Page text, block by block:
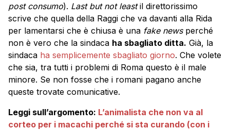
post consumo). Last but not leastil direttorissimo
scrive che quella della Raggi che va davanti alla Rida
per lamentarsi che è chiusa è una fake newsperché
non è vero che la sindaca ha sbagliato ditta. Già, la
sindaca ha semplicemente sbagliato giorno. Che volete
che sia, tra tutti i problemi di Roma questo è il male
minore. Se non fosse che i romani pagano anche
queste trovate comunicative.
Leggi sull’argomento: L’animalista che non va al
corteo per i macachi perché si sta curando (con i